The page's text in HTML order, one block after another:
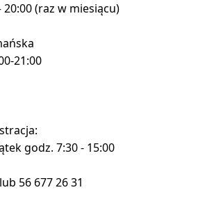
20:00 (raz w miesiącu)
21:00
godz. 7:30 - 15:00
56 677 26 31